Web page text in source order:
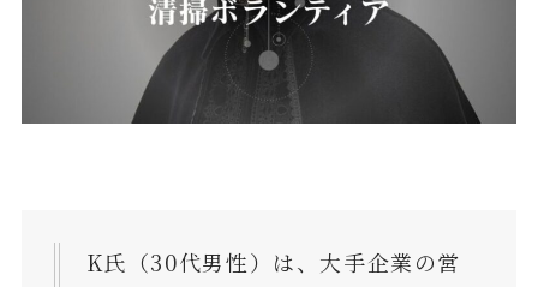
K氏（30代男性）は、大手企業の営